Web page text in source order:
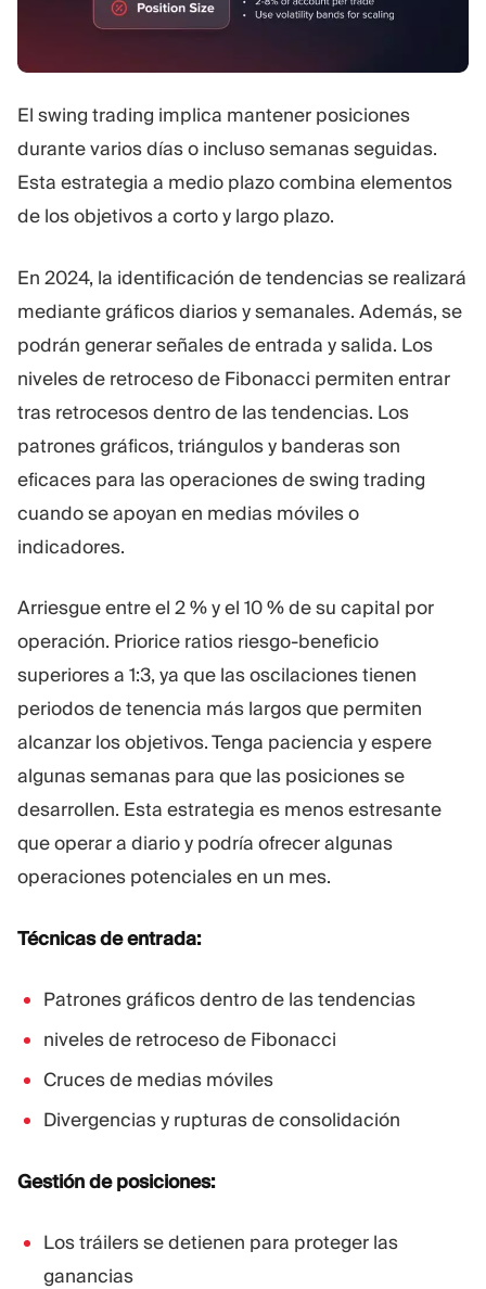
El swing trading implica mantener posiciones
durante varios días o incluso semanas seguidas.
Esta estrategia a medio plazo combina elementos
de los objetivos a corto y largo plazo.
En 2024, la identificación de tendencias se realizará
mediante gráficos diarios y semanales. Además, se
podrán generar señales de entrada y salida. Los
niveles de retroceso de Fibonacci permiten entrar
tras retrocesos dentro de las tendencias. Los
patrones gráficos, triángulos y banderas son
eficaces para las operaciones de swing trading
cuando se apoyan en medias móviles o
indicadores.
Arriesgue entre el 2 % y el 10 % de su capital por
operación. Priorice ratios riesgo-beneficio
superiores a 1:3, ya que las oscilaciones tienen
periodos de tenencia más largos que permiten
alcanzar los objetivos. Tenga paciencia y espere
algunas semanas para que las posiciones se
desarrollen. Esta estrategia es menos estresante
que operar a diario y podría ofrecer algunas
operaciones potenciales en un mes.
Técnicas de entrada:
Patrones gráficos dentro de las tendencias
niveles de retroceso de Fibonacci
Cruces de medias móviles
Divergencias y rupturas de consolidación
Gestión de posiciones:
Los tráilers se detienen para proteger las
ganancias